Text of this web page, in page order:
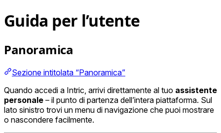
Guida per l’utente
Panoramica
Sezione intitolata “Panoramica”
Quando accedi a Intric, arrivi direttamente al tuo assistente
personale – il punto di partenza dell’intera piattaforma. Sul
lato sinistro trovi un menu di navigazione che puoi mostrare
o nascondere facilmente.